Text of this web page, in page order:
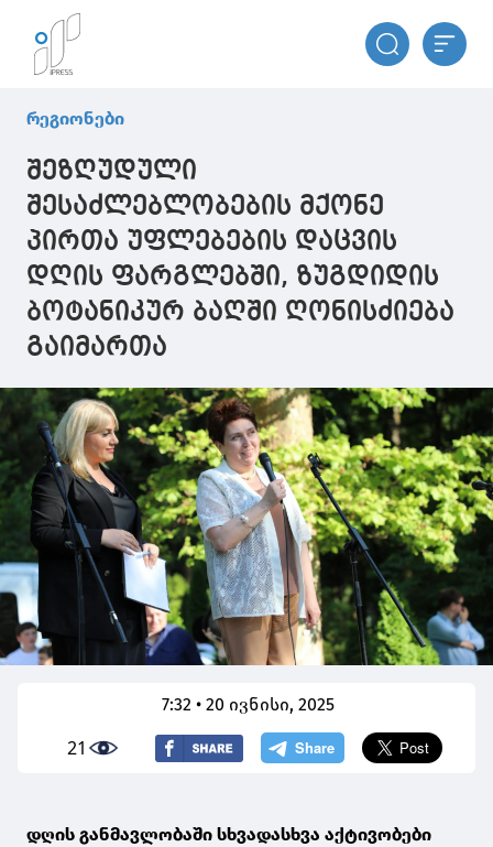
რეგიონები
შეზღუდული
შესაძლებლობების მქონე
პირთა უფლებების დაცვის
დღის ფარგლებში, ზუგდიდის
ბოტანიკურ ბაღში ღონისძიება
გაიმართა
7:32 • 20 ივნისი, 2025
21
დღის განმავლობაში სხვადასხვა აქტივობები